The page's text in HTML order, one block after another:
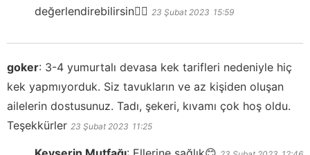
değerlendirebilirsin👍🏻 23 Şubat 2023 15:59
goker: 3-4 yumurtalı devasa kek tarifleri nedeniyle hiç
kek yapmıyorduk. Siz tavukların ve az kişiden oluşan
ailelerin dostusunuz. Tadı, şekeri, kıvamı çok hoş oldu.
Teşekkürler 23 Şubat 2023 11:25